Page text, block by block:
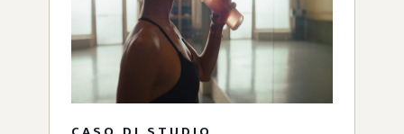
CASO DI STUDIO